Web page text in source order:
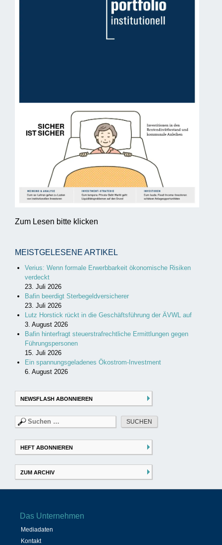
Zum Lesen bitte klicken
MEISTGELESENE ARTIKEL
Verius: Wenn formale Erwerbbarkeit ökonomische Risiken
verdeckt
23. Juli 2026
Bafin beerdigt Sterbegeldversicherer
23. Juli 2026
Lutz Horstick rückt in die Geschäftsführung der ÄVWL auf
3. August 2026
Bafin hinterfragt steuerstrafrechtliche Ermittlungen gegen
Führungspersonen
15. Juli 2026
Ein spannungsgeladenes Ökostrom-Investment
6. August 2026
NEWSFLASH ABONNIEREN
Suchen
nach:
HEFT ABONNIEREN
ZUM ARCHIV
Das Unternehmen
Mediadaten
Kontakt